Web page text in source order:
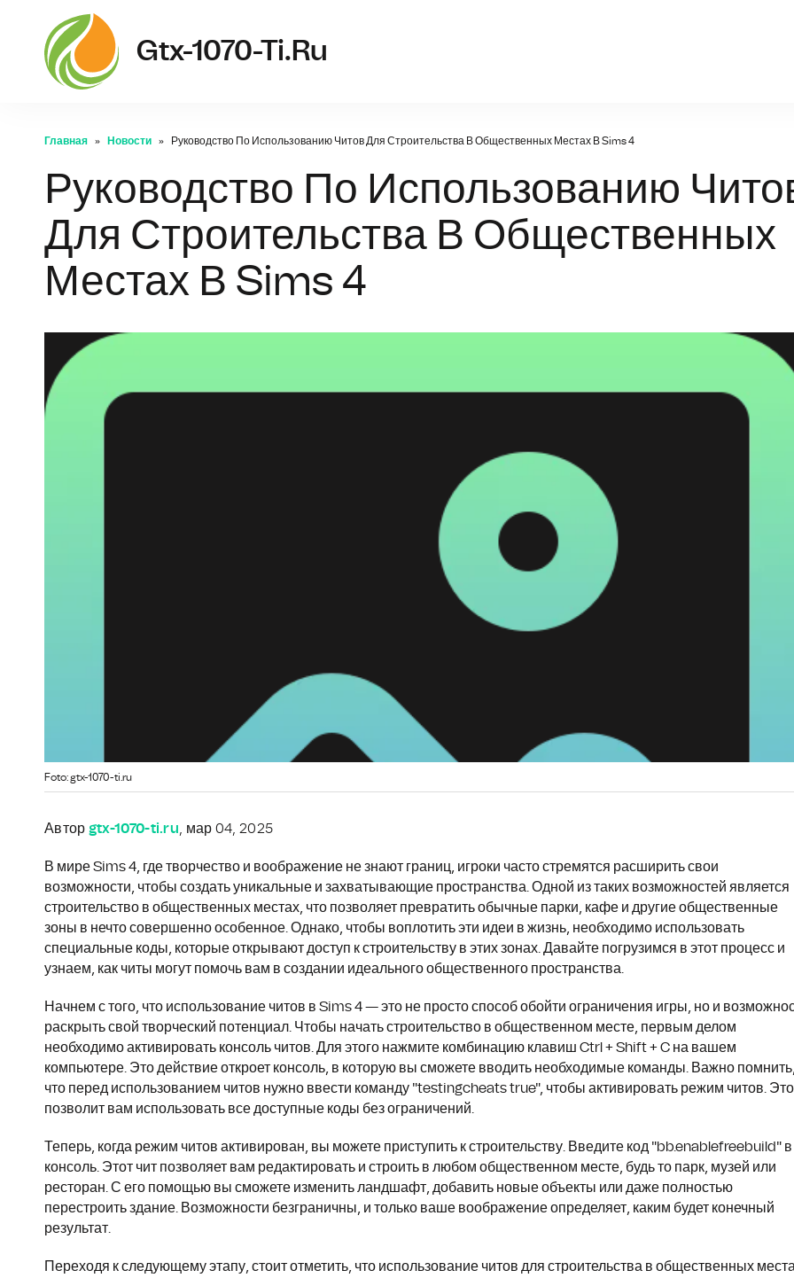
Gtx-1070-Ti.ru
Главная Новости Руководство По Использованию Читов Для Строительства В Общественных Местах В Sims 4
Руководство По Использованию
Для Строительства В Общественных
Местах В Sims 4
Foto: gtx-1070-ti.ru
Автор gtx-1070-ti.ru, мар 04, 2025
В мире Sims 4, где творчество и воображение не знают границ, игроки часто стремятся расширить свои
возможности, чтобы создать уникальные и захватывающие пространства. Одной из таких возможностей является
строительство в общественных местах, что позволяет превратить обычные парки, кафе и другие общественные
зоны в нечто совершенно особенное. Однако, чтобы воплотить эти идеи в жизнь, необходимо использовать
специальные коды, которые открывают доступ к строительству в этих зонах. Давайте погрузимся в этот процесс и
узнаем, как читы могут помочь вам в создании идеального общественного пространства.
Начнем с того, что использование читов в Sims 4 — это не просто способ обойти ограничения игры, но и
раскрыть свой творческий потенциал. Чтобы начать строительство в общественном месте, первым делом
необходимо активировать консоль читов. Для этого нажмите комбинацию клавиш Ctrl + Shift + C на вашем
компьютере. Это действие откроет консоль, в которую вы сможете вводить необходимые команды. Важно помнить,
что перед использованием читов нужно ввести команду "testingcheats true", чтобы активировать режим читов. Это
позволит вам использовать все доступные коды без ограничений.
Теперь, когда режим читов активирован, вы можете приступить к строительству. Введите код "bb.enablefreebuild" в
консоль. Этот чит позволяет вам редактировать и строить в любом общественном месте, будь то парк, музей или
ресторан. С его помощью вы сможете изменить ландшафт, добавить новые объекты или даже полностью
перестроить здание. Возможности безграничны, и только ваше воображение определяет, каким будет конечный
результат.
Переходя к следующему этапу, стоит отметить, что использование читов для строительства в общественных